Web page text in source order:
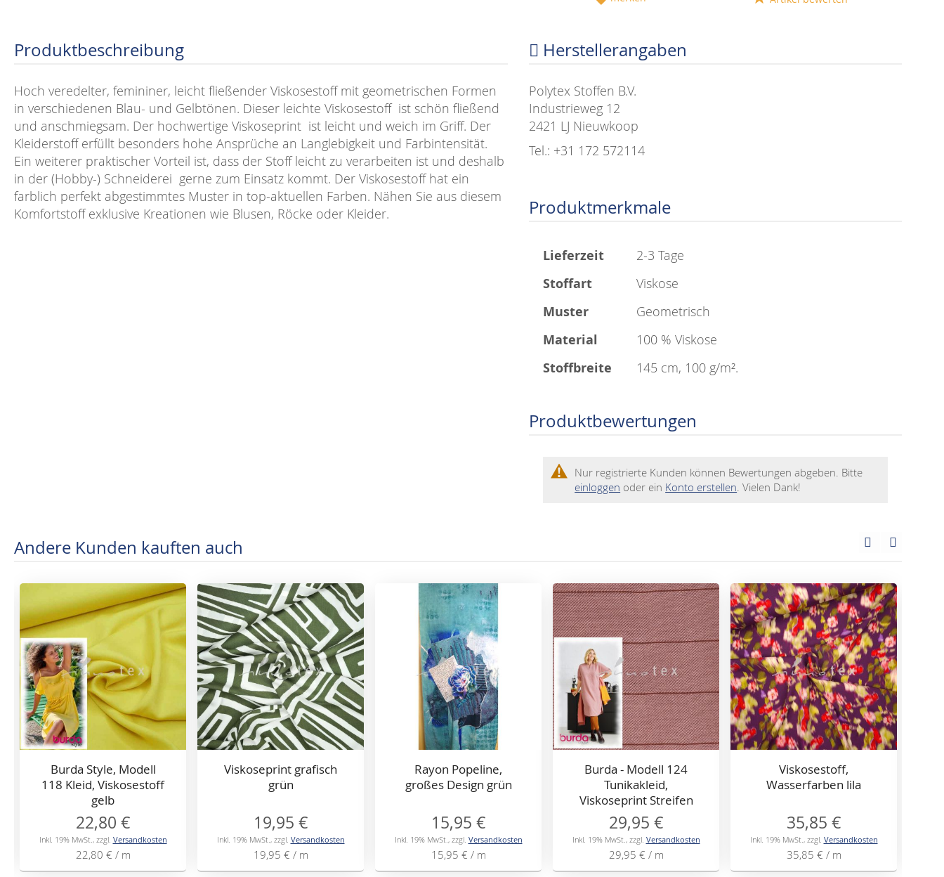
Produktbeschreibung
Hoch veredelter, femininer, leicht fließender Viskosestoff mit geometrischen Formen
in verschiedenen Blau- und Gelbtönen. Dieser leichte Viskosestoff ist schön fließend
und anschmiegsam. Der hochwertige Viskoseprint ist leicht und weich im Griff. Der
Kleiderstoff erfüllt besonders hohe Ansprüche an Langlebigkeit und Farbintensität.
Ein weiterer praktischer Vorteil ist, dass der Stoff leicht zu verarbeiten ist und deshalb
in der (Hobby-) Schneiderei gerne zum Einsatz kommt. Der Viskosestoff hat ein
farblich perfekt abgestimmtes Muster in top-aktuellen Farben. Nähen Sie aus diesem
Komfortstoff exklusive Kreationen wie Blusen, Röcke oder Kleider.
Herstellerangaben
Polytex Stoffen B.V.
Industrieweg 12
2421 LJ Nieuwkoop
Tel.: +31 172 572114
Produktmerkmale
Mehr
Lieferzeit 2-3 Tage
Stoffart Viskose
Muster Geometrisch
Material 100 % Viskose
Stoffbreite 145 cm, 100 g/m².
Produktbewertungen
Nur registrierte Kunden können Bewertungen abgeben. Bitte
einloggen oder ein Konto erstellen. Vielen Dank!
Andere Kunden kauften auch
Burda Style, Modell
118 Kleid, Viskosestoff
gelb
22,80 €
Inkl. 19% MwSt., zzgl. Versandkosten
22,80 € / m
Viskoseprint grafisch
grün
19,95 €
Inkl. 19% MwSt., zzgl. Versandkosten
19,95 € / m
Rayon Popeline,
großes Design grün
15,95 €
Inkl. 19% MwSt., zzgl. Versandkosten
15,95 € / m
Burda - Modell 124
Tunikakleid,
Viskoseprint Streifen
29,95 €
Inkl. 19% MwSt., zzgl. Versandkosten
29,95 € / m
Viskosestoff,
Wasserfarben lila
35,85 €
Inkl. 19% MwSt., zzgl. Versandkosten
35,85 € / m